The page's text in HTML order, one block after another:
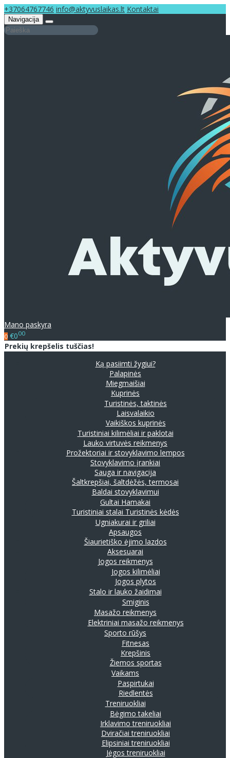
+37064767746 info@aktyvuslaikas.lt Kontaktai
Navigacija
Mano paskyra
0 €000
Prekių krepšelis tuščias!
Ką pasiimti žygiui?
Palapinės
Miegmaišiai
Kuprinės
Turistinės, taktinės
Laisvalaikio
Vaikiškos kuprinės
Turistiniai kilimėliai ir paklotai
Lauko virtuvės reikmenys
Prožektoriai ir stovyklavimo lempos
Stovyklavimo įrankiai
Sauga ir navigacija
Šaltkrepšiai, šaltdėžės, termosai
Baldai stovyklavimui
Gultai Hamakai
Turistiniai stalai Turistinės kėdės
Ugniakurai ir griliai
Apsaugos
Šiaurietiško ėjimo lazdos
Aksesuarai
Jogos reikmenys
Jogos kilimėliai
Jogos plytos
Stalo ir lauko žaidimai
Smiginis
Masažo reikmenys
Elektriniai masažo reikmenys
Sporto rūšys
Fitnesas
Krepšinis
Žiemos sportas
Vaikams
Paspirtukai
Riedlentės
Treniruokliai
Bėgimo takeliai
Irklavimo treniruokliai
Dviračiai treniruokliai
Elipsiniai treniruokliai
Jėgos treniruokliai